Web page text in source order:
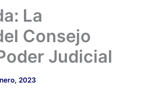
La
Consejo
Judicial
2023